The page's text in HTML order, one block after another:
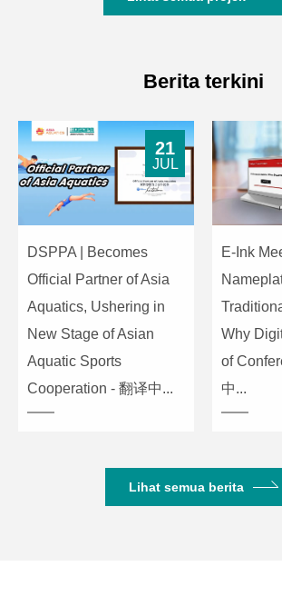
Berita terkini
DSPPA | Becomes
Official Partner of Asia
Aquatics, Ushering in
New Stage of Asian
Aquatic Sports
Cooperation - 翻译中...
21
JUL
E-Ink
Why
of
中...
Lihat semua berita